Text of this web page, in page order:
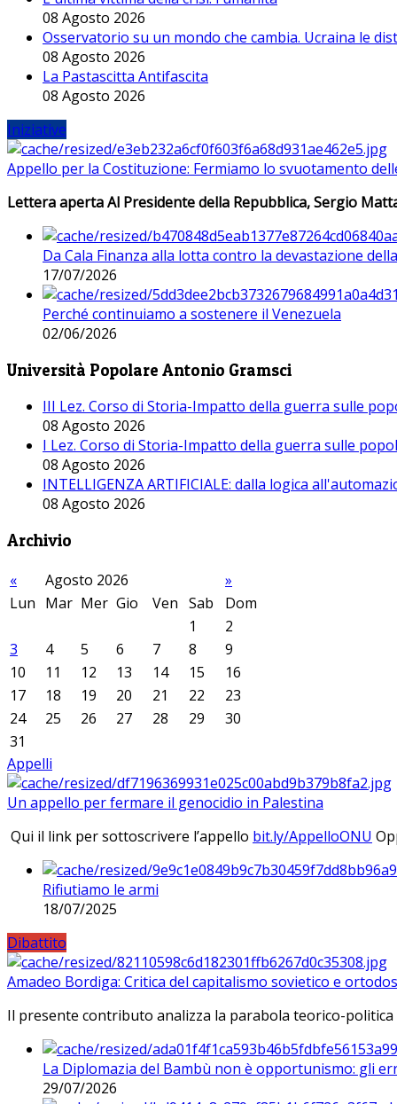
08 Agosto 2026
Osservatorio su un mondo che cambia. Ucraina le
08 Agosto 2026
La Pastascitta Antifascita
08 Agosto 2026
Iniziative
Appello per la Costituzione: Fermiamo lo svuotamento
Lettera aperta Al Presidente della Repubblica, Sergio
Da Cala Finanza alla lotta contro la devastazione
17/07/2026
Perché continuiamo a sostenere il Venezuela
02/06/2026
Università Popolare Antonio Gramsci
III Lez. Corso di Storia-Impatto della guerra sulle
08 Agosto 2026
I Lez. Corso di Storia-Impatto della guerra sulle
08 Agosto 2026
INTELLIGENZA ARTIFICIALE: dalla logica
08 Agosto 2026
Archivio
« Agosto 2026
»
Lun Mar Mer Gio Ven Sab
Dom
1
2
3
4 5 6 7 8
9
10
11 12 13 14 15
16
17
18 19 20 21 22
23
24
25 26 27 28 29
30
31
Appelli
Un appello per fermare il genocidio in Palestina
Qui il link per sottoscrivere l’appello bit.ly/AppelloONU
Rifiutiamo le armi
18/07/2025
Dibattito
Amadeo Bordiga: Critica del capitalismo sovietico e
Il presente contributo analizza la parabola teorico-
La Diplomazia del Bambù non è opportunismo: gli
29/07/2026